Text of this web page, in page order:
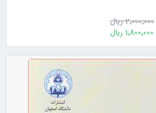
2٬000٬000 ریال
1٬800٬000 ریال